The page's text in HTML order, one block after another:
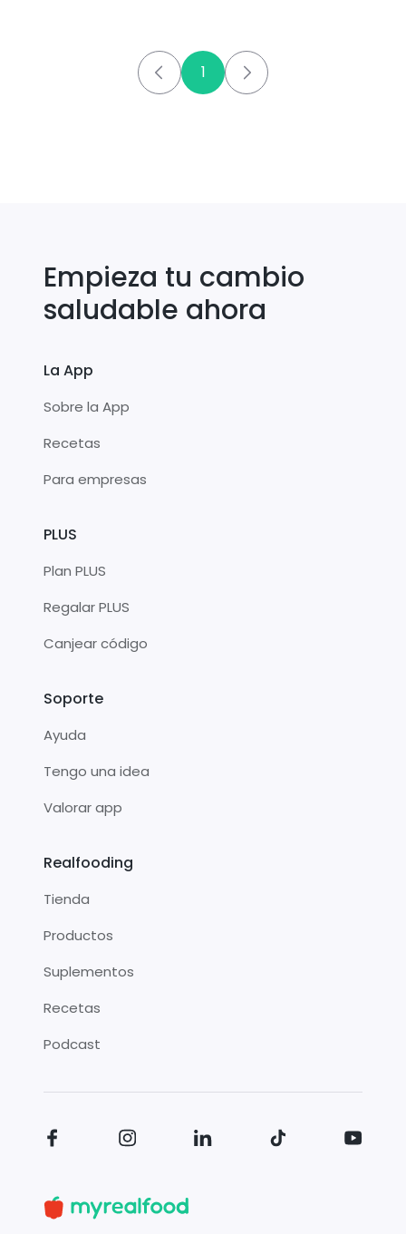
1
Empieza tu cambio
saludable ahora
La App
Sobre la App
Recetas
Para empresas
PLUS
Plan PLUS
Regalar PLUS
Canjear código
Soporte
Ayuda
Tengo una idea
Valorar app
Realfooding
Tienda
Productos
Suplementos
Recetas
Podcast